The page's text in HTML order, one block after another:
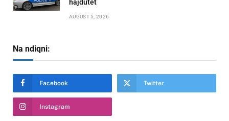
hajdutët
AUGUST 5, 2026
Na ndiqni:
Facebook Twitter
Instagram